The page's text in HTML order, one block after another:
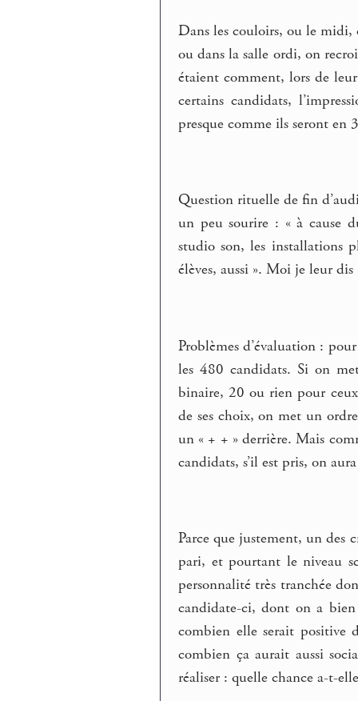
Dans les couloirs, ou le midi,
ou dans la salle ordi, on
étaient comment, lors de
certains candidats,
presque comme ils seront en
Question rituelle de fin
un peu sourire : « à cause
studio son, les installations
élèves, aussi ». Moi je leur
Problèmes d’évaluation :
les 480 candidats. Si on
binaire, 20 ou rien pour
de ses choix, on met un
un « + + » derrière. Mais
candidats, s’il est pris, on
Parce que justement, un des
pari, et pourtant le niveau
personnalité très tranchée
candidate-ci, dont on a
combien elle serait positive
combien ça aurait aussi
réaliser : quelle chance a-t-